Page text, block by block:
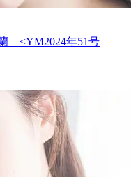
<YM2024年51号